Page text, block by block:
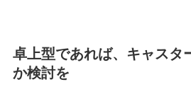
卓上型であれば、キャスタ
か検討を